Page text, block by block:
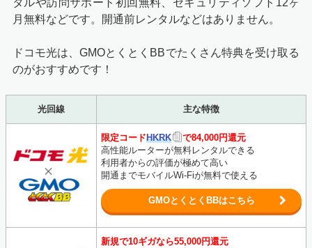
タルや訪問サポート初回無料、セキュリティソフト12ヶ
月無料などです。開通前レンタルなどはありません。
ドコモ光は、GMOとくとくBBでたくさん特典を受け取る
のがおすすめです！
光回線 主な特徴
限定コードHKRK
で84,000円還元
高性能ルーターが無料レンタルできる
利用者からの評価が極めて高い
開通までモバイルWi-Fiが無料で使える
GMOとくとくBBはこちら
新規で10ギガなら55,000円還元